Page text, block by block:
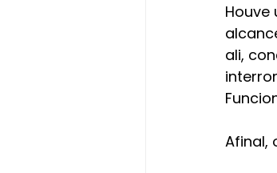
ali,
Afinal,